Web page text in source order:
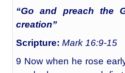
“Go and preach the
creation”
Scripture: Mark 16:9-15
9 Now when he rose